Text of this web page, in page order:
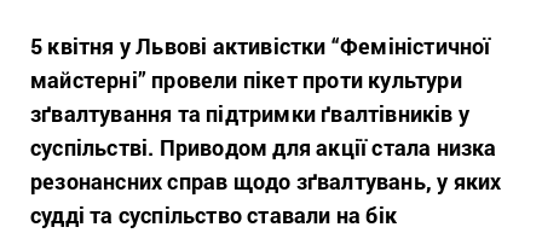
5 квітня у Львові активістки “Феміністичної
майстерні” провели пікет проти культури
зґвалтування та підтримки ґвалтівників у
суспільстві. Приводом для акції стала низка
резонансних справ щодо зґвалтувань, у яких
судді та суспільство ставали на бік